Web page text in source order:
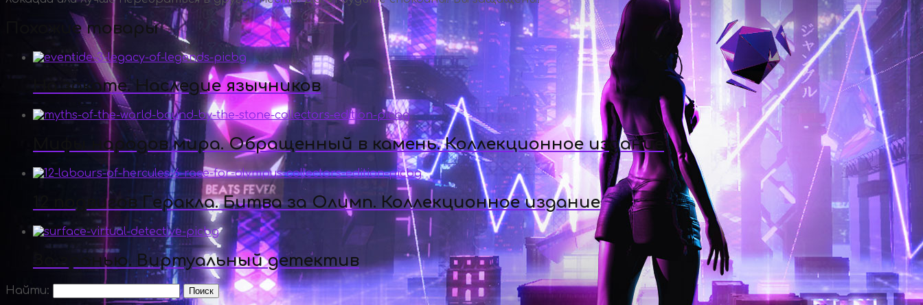
Похожие товары
На закате. Наследие язычников
Мифы народов мира. Обращенный в камень. Коллекционное издание
12 подвигов Геракла. Битва за Олимп. Коллекционное издание
За гранью. Виртуальный детектив
Найти: